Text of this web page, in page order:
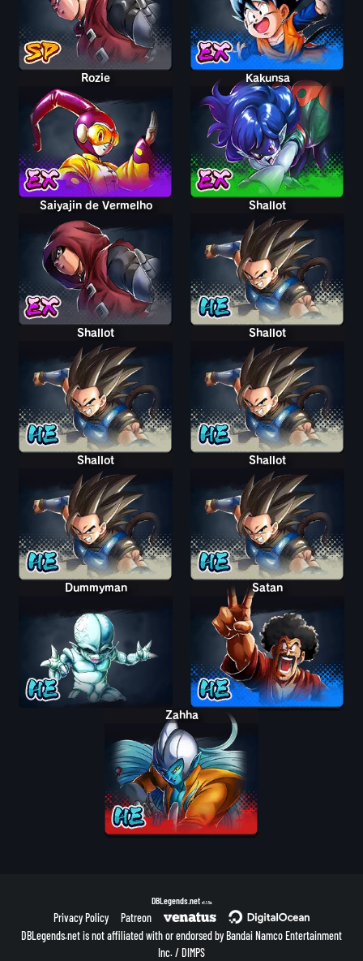
Rozie Kakunsa
Saiyajin de Vermelho Shallot
Shallot Shallot
Shallot Shallot
Dummyman Satan
Zahha
DBLegends.net v1.1.5a
Privacy Policy
Patreon
DBLegends.net is not affiliated with or endorsed by Bandai Namco Entertainment
Inc. / DIMPS